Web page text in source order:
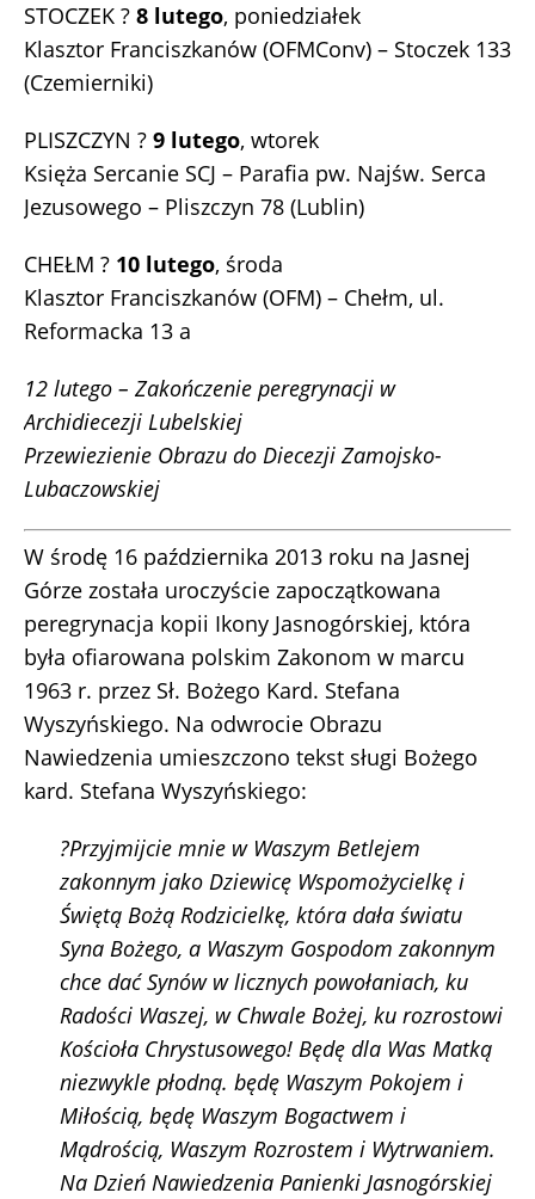
STOCZEK ? 8 lutego, poniedziałek
Klasztor Franciszkanów (OFMConv) – Stoczek 133
(Czemierniki)
PLISZCZYN ? 9 lutego, wtorek
Księża Sercanie SCJ – Parafia pw. Najśw. Serca
Jezusowego – Pliszczyn 78 (Lublin)
CHEŁM ? 10 lutego, środa
Klasztor Franciszkanów (OFM) – Chełm, ul.
Reformacka 13 a
12 lutego – Zakończenie peregrynacji w
Archidiecezji Lubelskiej
Przewiezienie Obrazu do Diecezji Zamojsko-
Lubaczowskiej
W środę 16 października 2013 roku na Jasnej
Górze została uroczyście zapoczątkowana
peregrynacja kopii Ikony Jasnogórskiej, która
była ofiarowana polskim Zakonom w marcu
1963 r. przez Sł. Bożego Kard. Stefana
Wyszyńskiego. Na odwrocie Obrazu
Nawiedzenia umieszczono tekst sługi Bożego
kard. Stefana Wyszyńskiego:
?Przyjmijcie mnie w Waszym Betlejem
zakonnym jako Dziewicę Wspomożycielkę i
Świętą Bożą Rodzicielkę, która dała światu
Syna Bożego, a Waszym Gospodom zakonnym
chce dać Synów w licznych powołaniach, ku
Radości Waszej, w Chwale Bożej, ku rozrostowi
Kościoła Chrystusowego! Będę dla Was Matką
niezwykle płodną. będę Waszym Pokojem i
Miłością, będę Waszym Bogactwem i
Mądrością, Waszym Rozrostem i Wytrwaniem.
Na Dzień Nawiedzenia Panienki Jasnogórskiej